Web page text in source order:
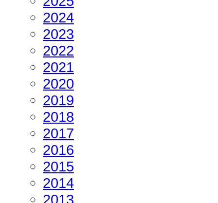
2024
2023
2022
2021
2020
2019
2018
2017
2016
2015
2014
2013